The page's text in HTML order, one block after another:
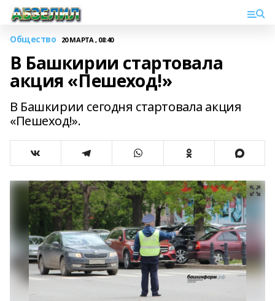
Общество 20 МАРТА , 08:40
В Башкирии стартовала
акция «Пешеход!»
В Башкирии сегодня стартовала акция
«Пешеход!».